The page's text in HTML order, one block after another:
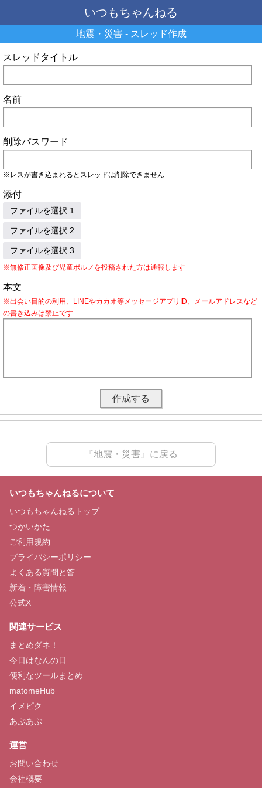
いつもちゃんねる
地震・災害 - スレッド作成
スレッドタイトル
名前
削除パスワード
※レスが書き込まれるとスレッドは削除できません
添付
ファイルを選択 1
ファイルを選択 2
ファイルを選択 3
※無修正画像及び児童ポルノを投稿された方は通報します
本文
※出会い目的の利用、LINEやカカオ等メッセージアプリID、メールアドレスなど
の書き込みは禁止です
『地震・災害』に戻る
いつもちゃんねるについて
いつもちゃんねるトップ
つかいかた
ご利用規約
プライバシーポリシー
よくある質問と答
新着・障害情報
公式X
関連サービス
まとめダネ！
今日はなんの日
便利なツールまとめ
matomeHub
イメピク
あぷあぷ
運営
お問い合わせ
会社概要